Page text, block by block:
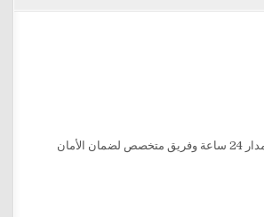
يقدم ونش إنقاذ الفرسان مجموعة متكاملة من خدمات إنقاذ ونقل السيارات في جميع أنحاء الجمهورية، مع سرعة استجابة على مدار 24 ساعة وفريق متخصص لضمان الأمان